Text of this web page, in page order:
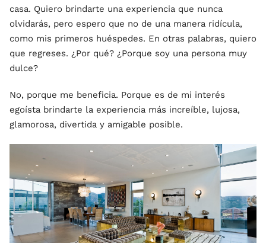
casa. Quiero brindarte una experiencia que nunca
olvidarás, pero espero que no de una manera ridícula,
como mis primeros huéspedes. En otras palabras, quiero
que regreses. ¿Por qué? ¿Porque soy una persona muy
dulce?
No, porque me beneficia. Porque es de mi interés
egoísta brindarte la experiencia más increíble, lujosa,
glamorosa, divertida y amigable posible.